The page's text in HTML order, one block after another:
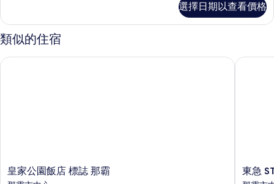
床
房
的
所
轉
角
雙
房
選擇日期以查看價格
類似的住宿
皇
家
皇家公園飯店 標誌 那霸
皇家公園飯店 標誌 那霸
東
急
東急
東急